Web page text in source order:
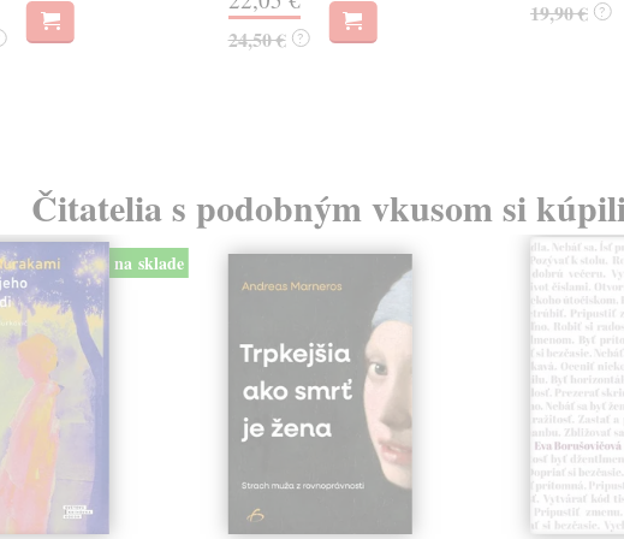
24,50 € ?
19,90 € ?
Čitatelia s podobným vkusom si
na sklade